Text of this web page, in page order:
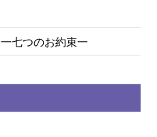
七つのお約束一